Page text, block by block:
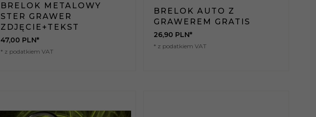
BRELOK METALOWY
STER GRAWER
ZDJĘCIE+TEKST
47,00 PLN*
* z podatkiem VAT
BRELOK AUTO Z
GRAWEREM GRATIS
26,90 PLN*
* z podatkiem VAT